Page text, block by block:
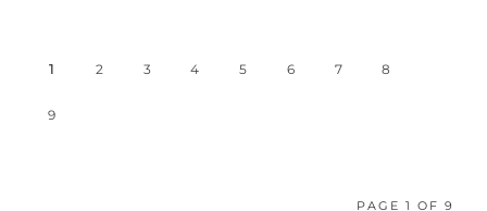
1 2 3 4 5 6 7 8
9
PAGE 1 OF 9